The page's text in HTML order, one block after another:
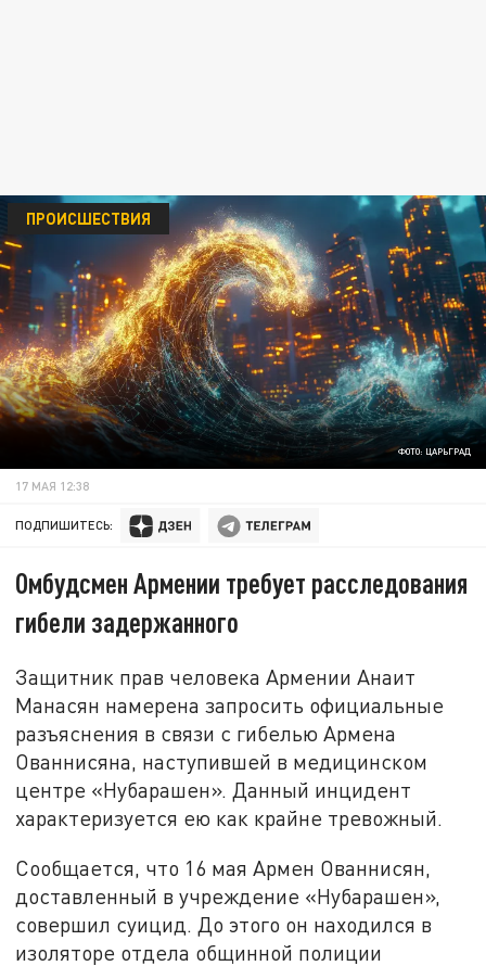
ФОТО: ЦАРЬГРАД
ПРОИСШЕСТВИЯ
17 МАЯ 12:38
ПОДПИШИТЕСЬ:
Омбудсмен Армении требует расследования
гибели задержанного
Защитник прав человека Армении Анаит
Манасян намерена запросить официальные
разъяснения в связи с гибелью Армена
Ованнисяна, наступившей в медицинском
центре «Нубарашен». Данный инцидент
характеризуется ею как крайне тревожный.
Сообщается, что 16 мая Армен Ованнисян,
доставленный в учреждение «Нубарашен»,
совершил суицид. До этого он находился в
изоляторе отдела общинной полиции